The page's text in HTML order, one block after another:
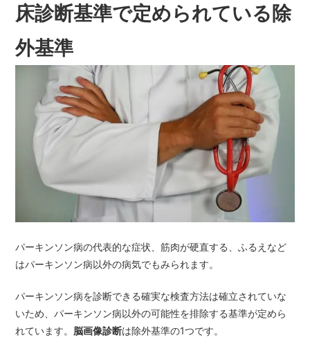
床診断基準で定められている除
外基準
パーキンソン病の代表的な症状、筋肉が硬直する、ふるえなど
はパーキンソン病以外の病気でもみられます。
パーキンソン病を診断できる確実な検査方法は確立されていな
いため、パーキンソン病以外の可能性を排除する基準が定めら
れています。 脳画像診断は除外基準の1つです。